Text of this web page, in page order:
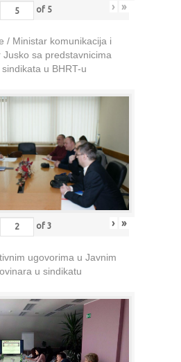
of 5 › »
/ Ministar komunikacija i
Jusko sa predstavnicima
u BHRT-u
of 3 › »
ugovorima u Javnim
u sindikatu